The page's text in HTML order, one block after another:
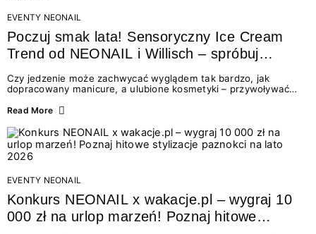
EVENTY NEONAIL
Poczuj smak lata! Sensoryczny Ice Cream
Trend od NEONAIL i Willisch – spróbuj
nowych lodów i odbierz prezent!
Czy jedzenie może zachwycać wyglądem tak bardzo, jak
dopracowany manicure, a ulubione kosmetyki – przywoływać
świata beauty i oszałamiających deserów to coś więcej niż
zmysłami: przez soczysty kolor, aksamitną teksturę,
orzeźwiający zapach i słodki akcent na podniebieniu. Tego lata
NEONAIL łączy siły z marką Willisch, tworząc unikalny projekt
na styku jedzenia i piękna....
Read More
EVENTY NEONAIL
Konkurs NEONAIL x wakacje.pl – wygraj 10
000 zł na urlop marzeń! Poznaj hitowe